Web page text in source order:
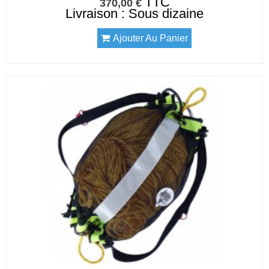
370,00 €
Livraison : Sous dizaine
Ajouter Au Panier